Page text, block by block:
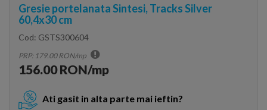
Gresie portelanata Sintesi, Tracks Silver
60,4x30 cm
Cod: GSTS300604
PRP: 179.00 RON/mp
156.00 RON/mp
Ati gasit in alta parte mai ieftin?